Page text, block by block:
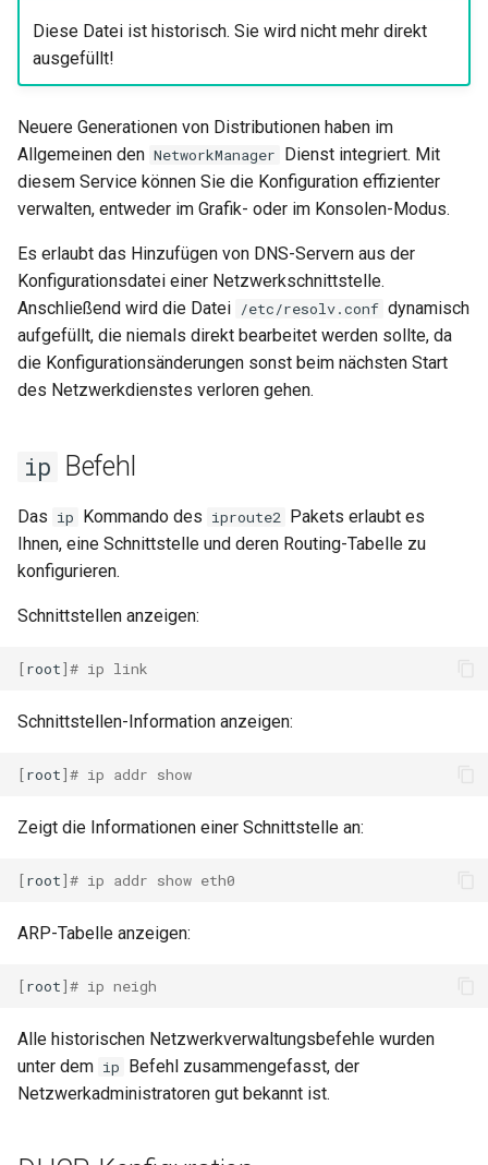
Diese Datei ist historisch. Sie wird nicht mehr direkt
ausgefüllt!
Neuere Generationen von Distributionen haben im
Allgemeinen den NetworkManager
Dienst integriert. Mit
diesem Service können Sie die Konfiguration effizienter
verwalten, entweder im Grafik- oder im Konsolen-Modus.
Es erlaubt das Hinzufügen von DNS-Servern aus der
Konfigurationsdatei einer Netzwerkschnittstelle.
Anschließend wird die Datei /etc/resolv.conf dynamisch
aufgefüllt, die niemals direkt bearbeitet werden sollte, da
die Konfigurationsänderungen sonst beim nächsten Start
des Netzwerkdienstes verloren gehen.
ip Befehl
Das ip Kommando des iproute2
Pakets erlaubt es
Ihnen, eine Schnittstelle und deren Routing-Tabelle zu
konfigurieren.
Schnittstellen anzeigen:
[root]# ip link
Schnittstellen-Information anzeigen:
[root]# ip addr show
Zeigt die Informationen einer Schnittstelle an:
[root]# ip addr show eth0
ARP-Tabelle anzeigen:
[root]# ip neigh
Alle historischen Netzwerkverwaltungsbefehle wurden
unter dem ip
Befehl zusammengefasst, der
Netzwerkadministratoren gut bekannt ist.